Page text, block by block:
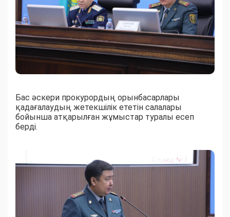
Бас әскери прокурордың орынбасарлары
қадағалаудың жетекшілік ететін салалары
бойынша атқарылған жұмыстар туралы есеп
берді.